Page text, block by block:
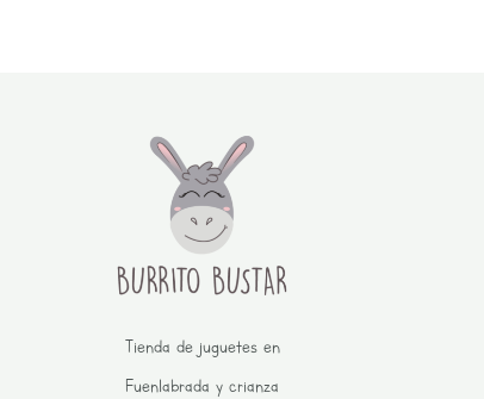
Tienda de juguetes en
Fuenlabrada y crianza